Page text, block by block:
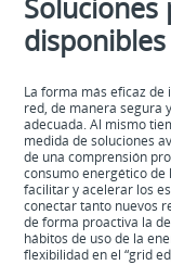
Soluciones
disponibles
La forma más eficaz de
red, de manera segura
adecuada. Al mismo
medida de soluciones
de una comprensión
consumo energético de
facilitar y acelerar los
conectar tanto nuevos
de forma proactiva la
hábitos de uso de la
flexibilidad en el “grid